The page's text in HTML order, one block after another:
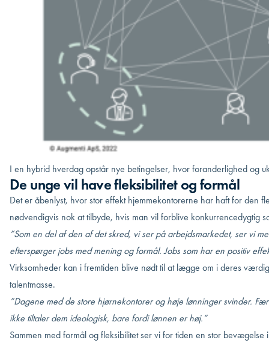
I en hybrid hverdag opstår nye betingelser, hvor foranderlighed og
De unge vil have fleksibilitet og formål
Det er åbenlyst, hvor stor effekt hjemmekontorerne har haft for den
nødvendigvis nok at tilbyde, hvis man vil forblive konkurrencedygtig
”Som en del af den af det skred, vi ser på arbejdsmarkedet, ser vi
efterspørger jobs med mening og formål. Jobs som har en positiv
Virksomheder kan i fremtiden blive nødt til at lægge om i deres
talentmasse.
”Dagene med de store hjørnekontorer og høje lønninger svinder.
ikke tiltaler dem ideologisk, bare fordi lønnen er høj.”
Sammen med formål og fleksibilitet ser vi for tiden en stor